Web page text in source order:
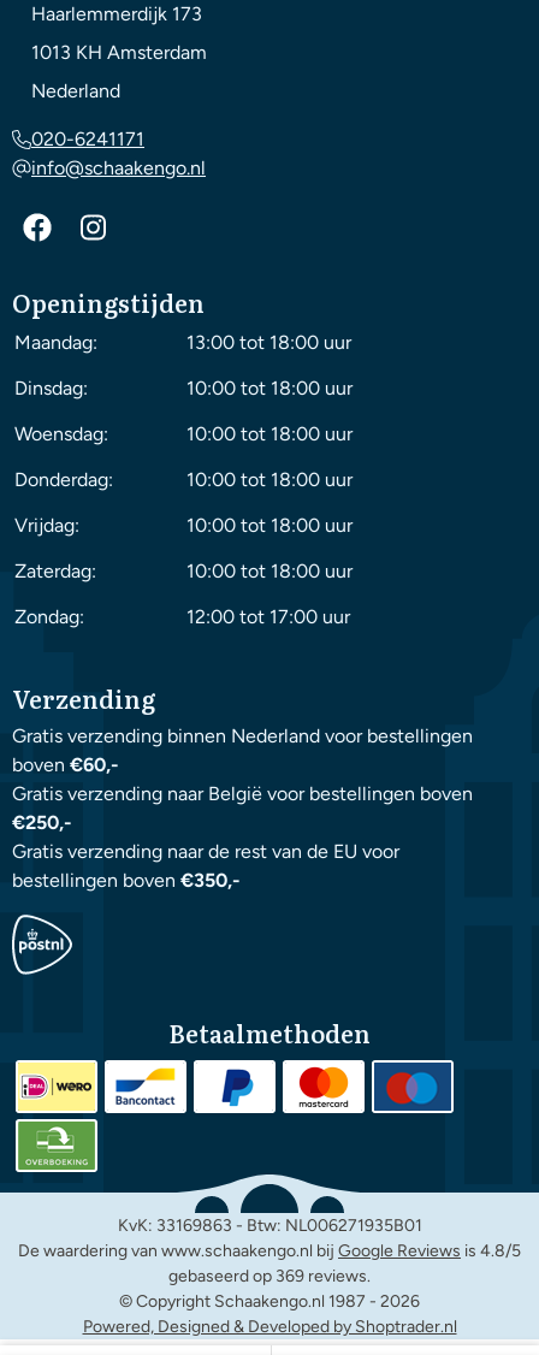
Haarlemmerdijk 173
1013 KH Amsterdam
Nederland
020-6241171
info@schaakengo.nl
Openingstijden
Maandag:
13:00 tot 18:00 uur
Dinsdag:
10:00 tot 18:00 uur
Woensdag:
10:00 tot 18:00 uur
Donderdag:
10:00 tot 18:00 uur
Vrijdag:
10:00 tot 18:00 uur
Zaterdag:
10:00 tot 18:00 uur
Zondag:
12:00 tot 17:00 uur
Verzending
Gratis verzending binnen Nederland voor bestellingen
boven €60,-
Gratis verzending naar België voor bestellingen boven
€250,-
Gratis verzending naar de rest van de EU voor
bestellingen boven €350,-
Betaalmethoden
KvK: 33169863 - Btw: NL006271935B01
De waardering van www.schaakengo.nl bij Google Reviews is 4.8/5
gebaseerd op 369 reviews.
© Copyright Schaakengo.nl 1987 - 2026
Powered, Designed & Developed by Shoptrader.nl